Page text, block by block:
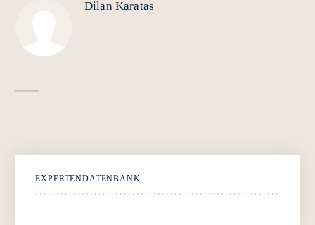
Dilan Karatas
EXPERTENDATENBANK